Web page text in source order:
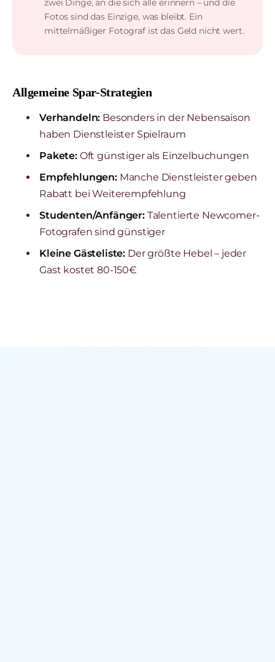
Fotos sind das Einzige, was bleibt. Ein
mittelmäßiger Fotograf ist das Geld nicht wert.
Allgemeine Spar-Strategien
Verhandeln: Besonders in der Nebensaison
haben Dienstleister Spielraum
Pakete:Oft günstiger als Einzelbuchungen
Empfehlungen:Manche Dienstleister geben
Rabatt bei Weiterempfehlung
Studenten/Anfänger:Talentierte Newcomer-
Fotografen sind günstiger
Kleine Gästeliste: Der größte Hebel – jeder
Gast kostet 80-150€